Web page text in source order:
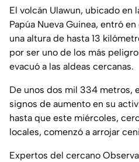
El volcán Ulawun, ubicado en
Papúa Nueva Guinea, entró
una altura de hasta 13
por ser uno de los más
evacuó a las aldeas cercanas.
De unos dos mil 334 metros,
signos de aumento en su
hasta que este miércoles,
locales, comenzó a arrojar
Expertos del cercano